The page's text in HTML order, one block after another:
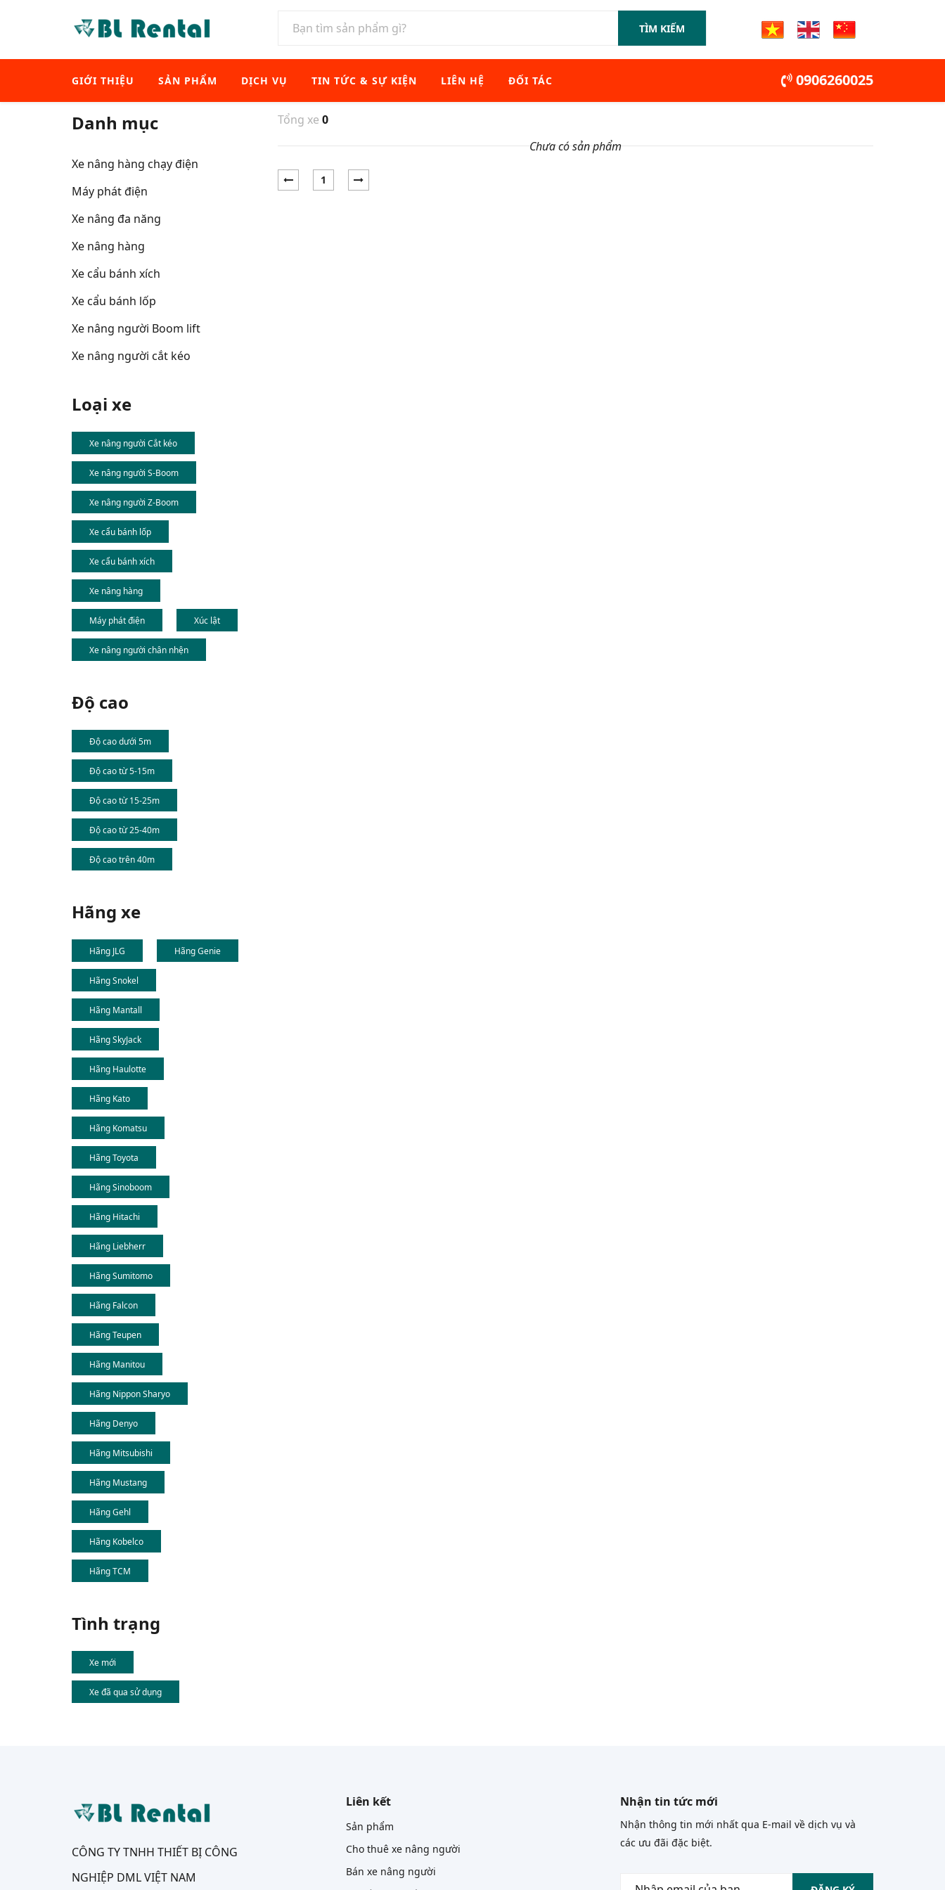
TÌM KIẾM
GIỚI THIỆU SẢN PHẨM DỊCH VỤ TIN TỨC & SỰ KIỆN LIÊN HỆ ĐỐI TÁC 0906260025
Danh mục
Xe nâng hàng chạy điện
Máy phát điện
Xe nâng đa năng
Xe nâng hàng
Xe cẩu bánh xích
Xe cẩu bánh lốp
Xe nâng người Boom lift
Xe nâng người cắt kéo
Loại xe
Xe nâng người Cắt kéo
Xe nâng người S-Boom
Xe nâng người Z-Boom
Xe cẩu bánh lốp
Xe cẩu bánh xích
Xe nâng hàng
Máy phát điện Xúc lật
Xe nâng người chân nhện
Độ cao
Độ cao dưới 5m
Độ cao từ 5-15m
Độ cao từ 15-25m
Độ cao từ 25-40m
Độ cao trên 40m
Hãng xe
Hãng JLG Hãng Genie
Hãng Snokel
Hãng Mantall
Hãng SkyJack
Hãng Haulotte
Hãng Kato
Hãng Komatsu
Hãng Toyota
Hãng Sinoboom
Hãng Hitachi
Hãng Liebherr
Hãng Sumitomo
Hãng Falcon
Hãng Teupen
Hãng Manitou
Hãng Nippon Sharyo
Hãng Denyo
Hãng Mitsubishi
Hãng Mustang
Hãng Gehl
Hãng Kobelco
Hãng TCM
Tình trạng
Xe mới
Xe đã qua sử dụng
Tổng xe 0
Chưa có sản phẩm
1
CÔNG TY TNHH THIẾT BỊ CÔNG
NGHIỆP DML VIỆT NAM
Liên kết
Sản phẩm
Cho thuê xe nâng người
Bán xe nâng người
Nhận tin tức mới
Nhận thông tin mới nhất qua E-mail về dịch vụ và
các ưu đãi đặc biệt.